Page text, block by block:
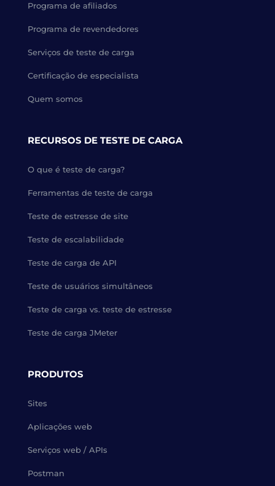
Programa de afiliados
Programa de revendedores
Serviços de teste de carga
Certificação de especialista
Quem somos
RECURSOS DE TESTE DE CARGA
O que é teste de carga?
Ferramentas de teste de carga
Teste de estresse de site
Teste de escalabilidade
Teste de carga de API
Teste de usuários simultâneos
Teste de carga vs. teste de estresse
Teste de carga JMeter
PRODUTOS
Sites
Aplicações web
Serviços web / APIs
Postman